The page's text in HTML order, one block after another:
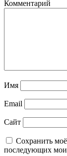
Комментарий
Имя
Email
Сайт
Сохранить
последующих